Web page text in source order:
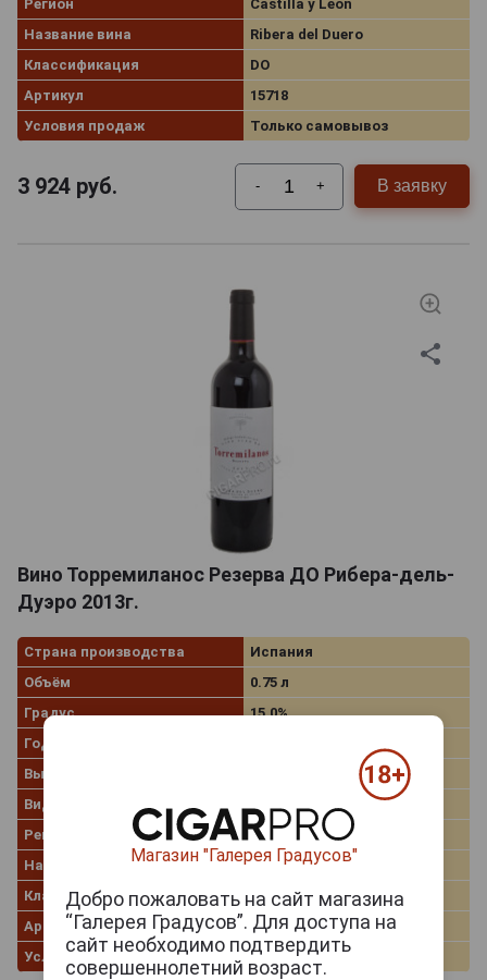
Регион
Castilla y Leon
Название вина
Ribera del Duero
Классификация
DO
Артикул
15718
Условия продаж
Только самовывоз
3 924 руб. - + В заявку
Вино Торремиланос Резерва ДО Рибера-дель-
Дуэро 2013г.
Страна производства
Испания
Объём
0.75 л
Градус
15.0%
Год производства
Выдержка
Вид вина
Регион
Castilla y Leon
Название вина
Ribera del Duero
Классификация
DO
Артикул
15758
Условия продаж
Только самовывоз
Магазин "Галерея Градусов"
Добро пожаловать на сайт магазина
“Галерея Градусов”. Для доступа на
сайт необходимо подтвердить
совершеннолетний возраст.